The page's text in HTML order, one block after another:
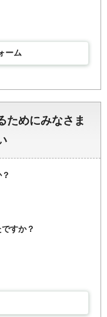
ーム
ためにみなさま
すか？